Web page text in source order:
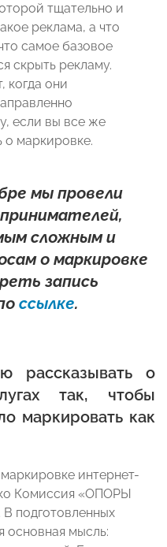
тщательно и
реклама, а что
самое базовое
скрыть рекламу.
когда они
если вы все же
о маркировке.
мы провели
сложным и
о маркировке
запись
ссылке.
рассказывать о
так, чтобы
маркировать как
интернет-
Комиссия «ОПОРЫ
. В подготовленных
основная мысль: